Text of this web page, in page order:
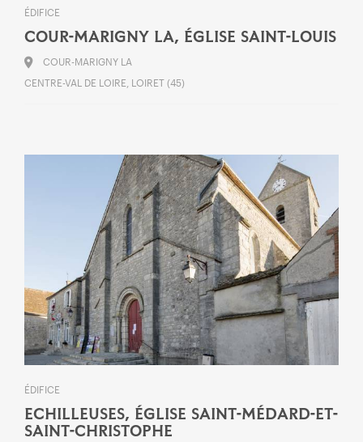
ÉDIFICE
COUR-MARIGNY LA, ÉGLISE SAINT-LOUIS
COUR-MARIGNY LA
CENTRE-VAL DE LOIRE, LOIRET (45)
ÉDIFICE
ECHILLEUSES, ÉGLISE SAINT-MÉDARD-ET-
SAINT-CHRISTOPHE